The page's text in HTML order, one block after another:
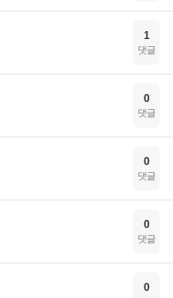
1
댓글
0
댓글
0
댓글
0
댓글
0